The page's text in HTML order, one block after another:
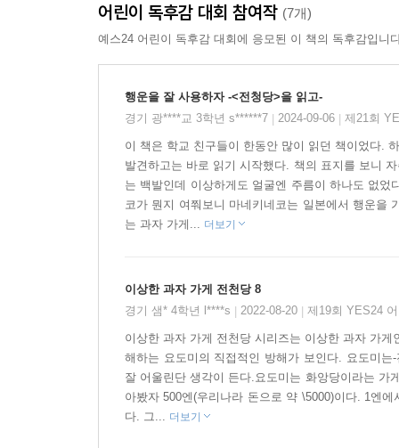
코너이다. 짧은 내용이지만 [이상한 과자 가게 전
[이상한 과자 가게 전천당] 시리즈는 2019년 한
정도로 독자들에게 사랑을 받고 있다. 이 시리
가미된 색다른 내용으로 한순간 독자들의 마음
운용하는 사람들의 이야기가 흥미진진하며 신
추구하는 권선징악의 내용은 대중적이며 보편적
[이상한 과자 가게 전천당]은 문장 호흡이 짧
흡입력이 강해 단숨에 읽어 내려간다. 마치 애니
있는 이야기의 힘은 독서력이 부족한 아이들
뒷내용이 궁금하여 멈추지 않을 정도로 집중해서
[이상한 과자 가게 전천당]은 재미와 흥미, 그 이
어린이 독후감 대회 참여작 (7개)
예스24 어린이 독후감 대회에 응모된 이 책의 독후감입니
행운을 잘 사용하자 -<전청당>을 읽고-
경기 광****교 3학년 s******7
2024-09-06 제21회
이 책은 학교 친구들이 한동안 많이 읽던 책이었다.
발견하고는 바로 읽기 시작했다. 책의 표지를 보니
는 백발인데 이상하게도 얼굴엔 주름이 하나도 없
코가 뭔지 여쭤보니 마네키네코는 일본에서 행운을
는 과자 가게... 더보기
이상한 과자 가게 전천당 8
경기 샘* 4학년 l****s
2022-08-20 제19회 YES24
이상한 과자 가게 전천당 시리즈는 이상한 과자 가
해하는 요도미의 직접적인 방해가 보인다. 요도미
잘 어울린단 생각이 든다.요도미는 화앙당이라는
아봤자 500엔(우리나라 돈으로 약 \5000)이다. 1엔
다. 그... 더보기